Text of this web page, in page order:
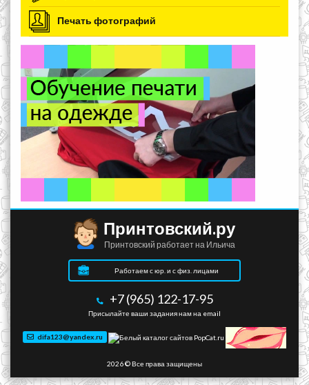
Печать фотографий
Принтовский.ру
Принтовский работает на Ильича
Работаем с юр. и с физ. лицами
+7 (965) 122-17-95
Присылайте ваши задания нам на email
difa123@yandex.ru
2026 © Все права защищены